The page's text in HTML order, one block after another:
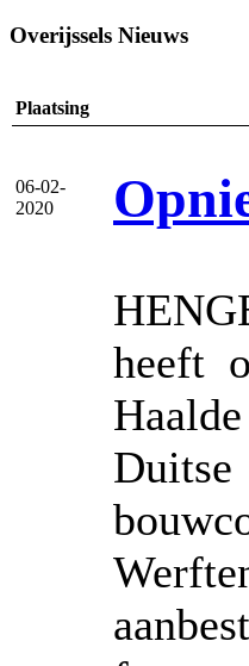
Overijssels Nieuws
Plaatsing
06-02-
2020
heeft